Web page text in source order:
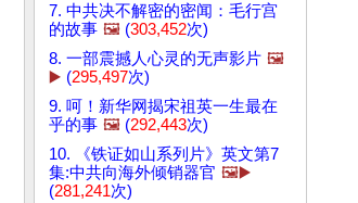
7. 中共决不解密的密闻：毛行宫
的故事 🖼️ (303,452次)
8. 一部震撼人心灵的无声影片 🖼️
▶️ (295,497次)
9. 呵！新华网揭宋祖英一生最在
乎的事 🖼️ (292,443次)
10. 《铁证如山系列片》英文第7
集:中共向海外倾销器官 🖼️▶️
(281,241次)